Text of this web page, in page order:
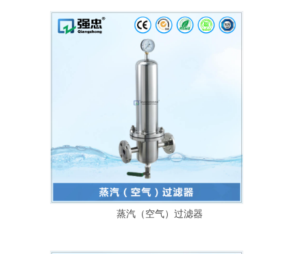
蒸汽（空气）过滤器